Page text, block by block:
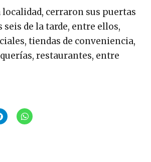
localidad, cerraron sus puertas
seis de la tarde, entre ellos,
tiendas de conveniencia,
restaurantes, entre